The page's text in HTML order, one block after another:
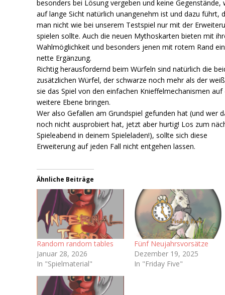
besonders bei Lösung vergeben und keine Gegenstände,
auf lange Sicht natürlich unangenehm ist und dazu führt,
man nicht wie bei unserem Testspiel nur mit der
spielen sollte. Auch die neuen Mythoskarten bieten mit
Wahlmöglichkeit und besonders jenen mit rotem Rand
nette Ergänzung.
Richtig herausfordernd beim Würfeln sind natürlich die
zusätzlichen Würfel, der schwarze noch mehr als der
sie das Spiel von den einfachen Knieffelmechanismen auf
weitere Ebene bringen.
Wer also Gefallen am Grundspiel gefunden hat (und wer
noch nicht ausprobiert hat, jetzt aber hurtig! Los zum
Spieleabend in deinem Spieleladen!), sollte sich diese
Erweiterung auf jeden Fall nicht entgehen lassen.
Ähnliche Beiträge
Random random tables
Januar 28, 2026
In "Spielmaterial"
Fünf Neujahrsvorsätze
Dezember 19, 2025
In "Friday Five"